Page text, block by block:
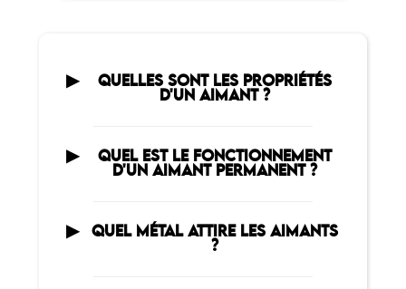
QUELLES SONT LES PROPRIÉTÉS
D'UN AIMANT ?
QUEL EST LE FONCTIONNEMENT
D'UN AIMANT PERMANENT ?
QUEL MÉTAL ATTIRE LES AIMANTS
?